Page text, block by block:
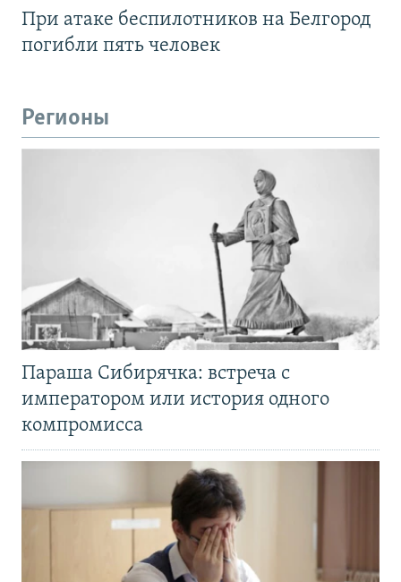
При атаке беспилотников на Белгород
погибли пять человек
Регионы
Параша Сибирячка: встреча с
императором или история одного
компромисса